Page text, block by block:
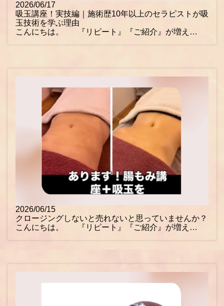
2026/06/17
吸玉講座！実技編｜施術歴10年以上のセラピストが吸
玉技術を学ぶ理由
こんにちは。 『リピート』『ご紹介』が増え…
2026/06/15
クロージングしないと売れないと思っていませんか？
こんにちは。 『リピート』『ご紹介』が増え…